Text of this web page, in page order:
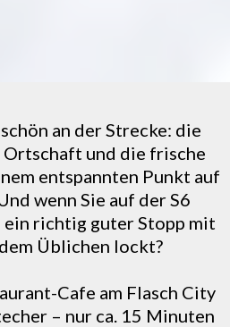
an der Strecke: die
und die frische
entspannten Punkt auf
wenn Sie auf der S6
ein richtig guter Stopp mit
Üblichen lockt?
Cafe am Flasch City
– nur ca. 15 Minuten